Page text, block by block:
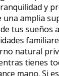
y
amplia
tus sueños
natural
tienes
mano. Si